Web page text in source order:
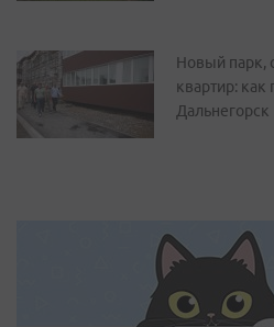
Новый парк,
квартир: как
Дальнегорск